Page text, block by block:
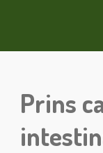
Prins